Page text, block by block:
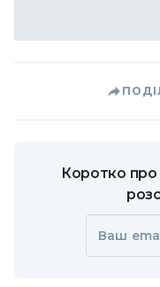
Коротко про
Ваш